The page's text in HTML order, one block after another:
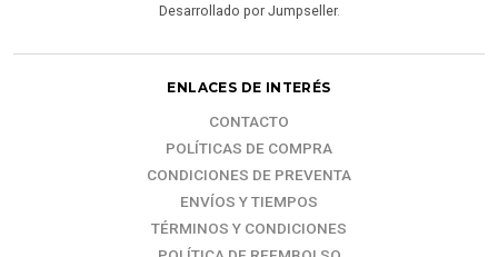
Desarrollado por Jumpseller.
ENLACES DE INTERÉS
CONTACTO
POLÍTICAS DE COMPRA
CONDICIONES DE PREVENTA
ENVÍOS Y TIEMPOS
TÉRMINOS Y CONDICIONES